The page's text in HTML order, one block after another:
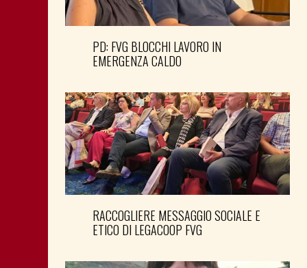
PD: FVG BLOCCHI LAVORO IN
EMERGENZA CALDO
RACCOGLIERE MESSAGGIO SOCIALE E
ETICO DI LEGACOOP FVG